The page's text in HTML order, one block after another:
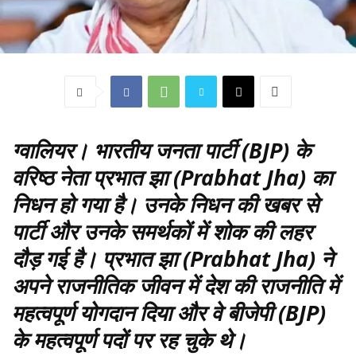
ग्वालियर। भारतीय जनता पार्टी (BJP) के
वरिष्ठ नेता प्रभात झा (Prabhat Jha) का
निधन हो गया है। उनके निधन की खबर से
पार्टी और उनके समर्थकों में शोक की लहर
दौड़ गई है। प्रभात झा (Prabhat Jha) ने
अपने राजनीतिक जीवन में देश की राजनीति में
महत्वपूर्ण योगदान दिया और वे बीजेपी (BJP)
के महत्वपूर्ण पदों पर रह चुके थे।